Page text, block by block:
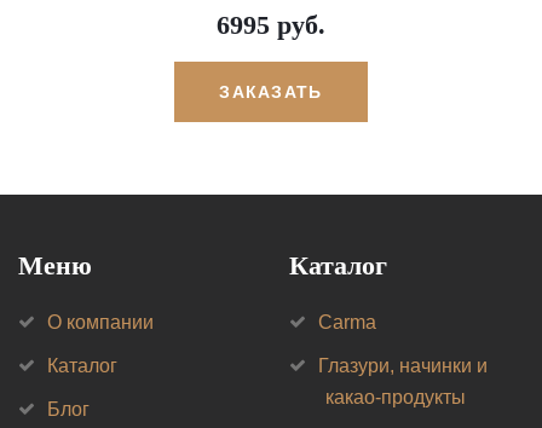
6995 руб.
ЗАКАЗАТЬ
Меню
О компании
Каталог
Блог
Каталог
Carma
Глазури, начинки и
какао-продукты